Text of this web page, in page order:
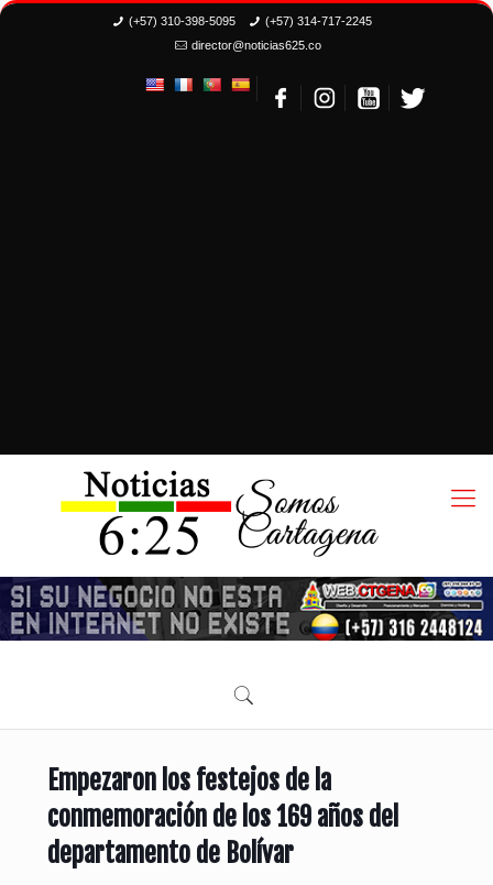
(+57) 310-398-5095
(+57) 314-717-2245
director@noticias625.co
Empezaron los festejos de la
conmemoración de los 169 años del
departamento de Bolívar